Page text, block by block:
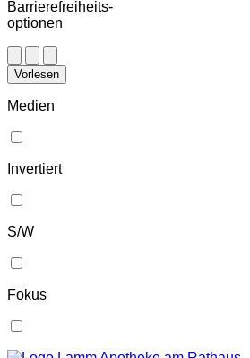
Barrierefreiheits-
optionen
Vorlesen
Medien
Invertiert
S/W
Fokus